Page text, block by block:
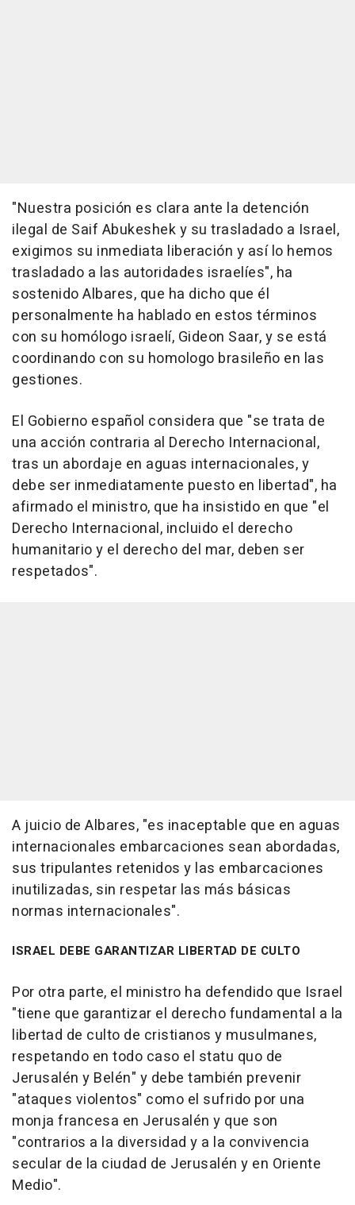
"Nuestra posición es clara ante la detención
ilegal de Saif Abukeshek y su trasladado a Israel,
exigimos su inmediata liberación y así lo hemos
trasladado a las autoridades israelíes", ha
sostenido Albares, que ha dicho que él
personalmente ha hablado en estos términos
con su homólogo israelí, Gideon Saar, y se está
coordinando con su homologo brasileño en las
gestiones.
El Gobierno español considera que "se trata de
una acción contraria al Derecho Internacional,
tras un abordaje en aguas internacionales, y
debe ser inmediatamente puesto en libertad", ha
afirmado el ministro, que ha insistido en que "el
Derecho Internacional, incluido el derecho
humanitario y el derecho del mar, deben ser
respetados".
A juicio de Albares, "es inaceptable que en aguas
internacionales embarcaciones sean abordadas,
sus tripulantes retenidos y las embarcaciones
inutilizadas, sin respetar las más básicas
normas internacionales".
ISRAEL DEBE GARANTIZAR LIBERTAD DE CULTO
Por otra parte, el ministro ha defendido que Israel
"tiene que garantizar el derecho fundamental a la
libertad de culto de cristianos y musulmanes,
respetando en todo caso el statu quo de
Jerusalén y Belén" y debe también prevenir
"ataques violentos" como el sufrido por una
monja francesa en Jerusalén y que son
"contrarios a la diversidad y a la convivencia
secular de la ciudad de Jerusalén y en Oriente
Medio".